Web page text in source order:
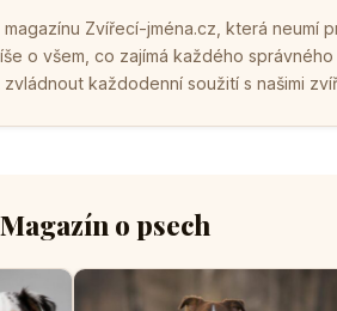
Zvířecí-jména.cz, která neumí
o všem, co zajímá každého
každodenní soužití s našimi
o psech